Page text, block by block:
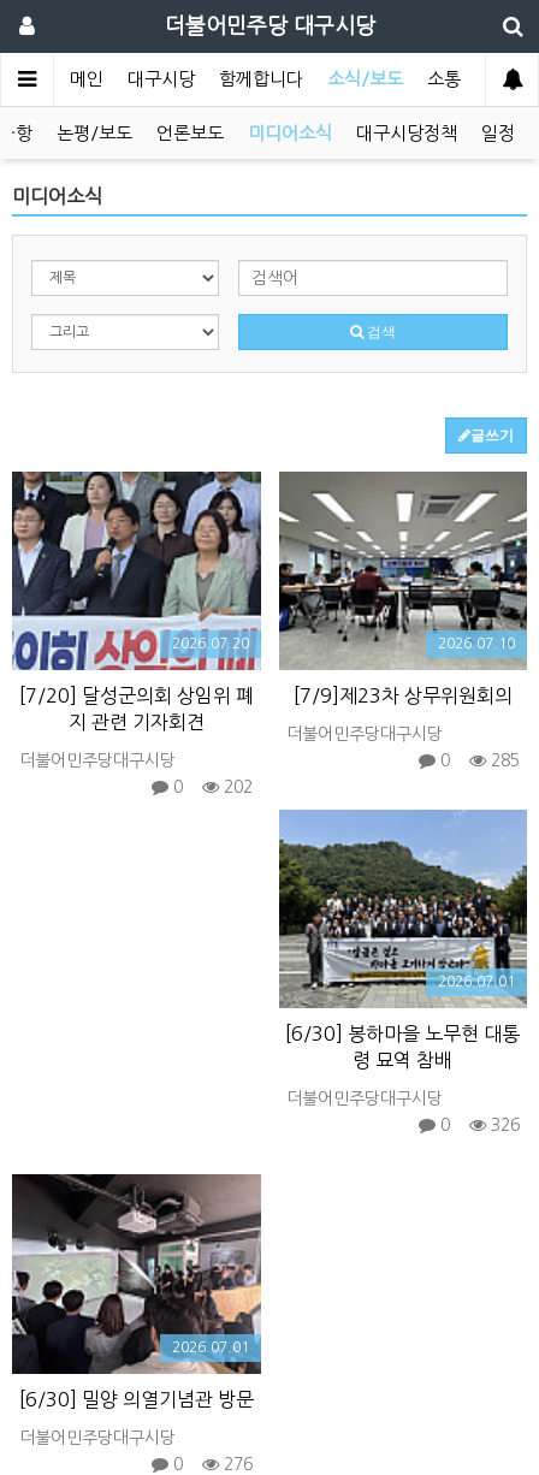
더불어민주당 대구시당
메인 대구시당 함께합니다 소식/보도 소통
항 논평/보도 언론보도 미디어소식 대구시당정책 일정
미디어소식
검색
글쓰기
2026.07.20
[7/20] 달성군의회 상임위 폐
지 관련 기자회견
더불어민주당대구시당
0
202
2026.07.10
[7/9]제23차 상무위원회의
더불어민주당대구시당
0
285
2026.07.01
[6/30] 봉하마을 노무현 대통
령 묘역 참배
더불어민주당대구시당
0
326
2026.07.01
[6/30] 밀양 의열기념관 방문
더불어민주당대구시당
0
276